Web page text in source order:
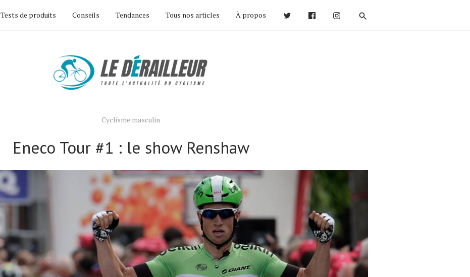
Tests de produits Conseils Tendances Tous nos articles À propos
Cyclisme masculin
Eneco Tour #1 : le show Renshaw